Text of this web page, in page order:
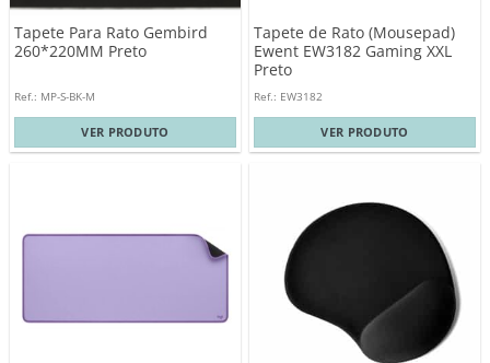
Tapete Para Rato Gembird
260*220MM Preto
Ref.: MP-S-BK-M
VER PRODUTO
Tapete de Rato (Mousepad)
Ewent EW3182 Gaming XXL
Preto
Ref.: EW3182
VER PRODUTO